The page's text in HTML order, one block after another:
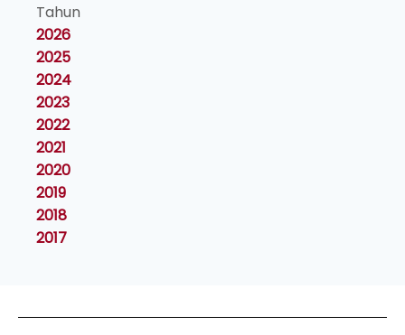
Tahun
2026
2025
2024
2023
2022
2021
2020
2019
2018
2017